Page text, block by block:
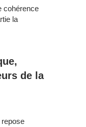
cohérence
la
de la